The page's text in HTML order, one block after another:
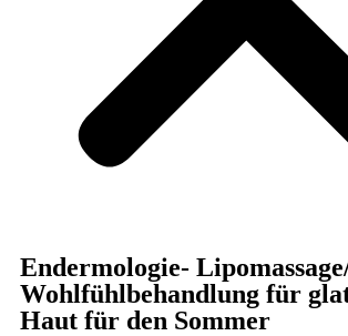
Endermologie-
Wohlfühlbehandlung für
Haut für den Sommer